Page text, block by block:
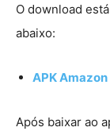
O download
abaixo:
APK
Após baixar ao